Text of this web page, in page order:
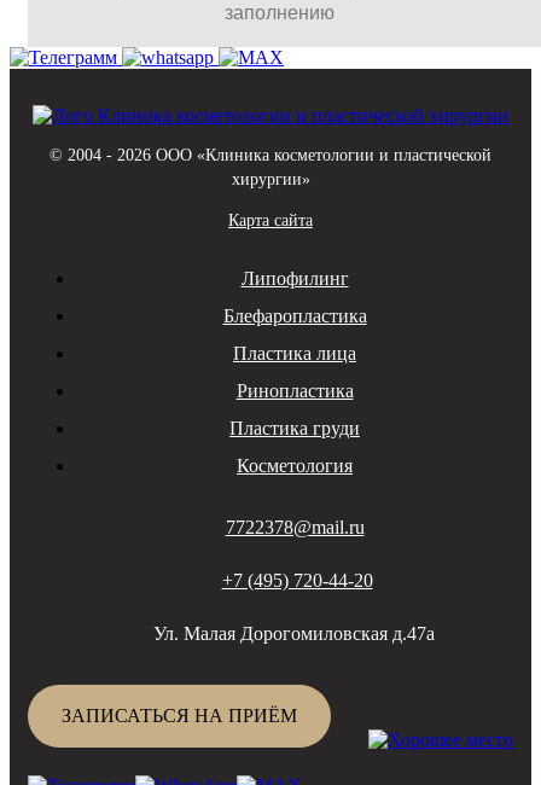
заполнению
© 2004 - 2026 ООО «Клиника косметологии и пластической
хирургии»
Карта сайта
Липофилинг
Блефаропластика
Пластика лица
Ринопластика
Пластика груди
Косметология
7722378@mail.ru
+7 (495) 720-44-20
Ул. Малая Дорогомиловская д.47а
ЗАПИСАТЬСЯ НА ПРИЁМ